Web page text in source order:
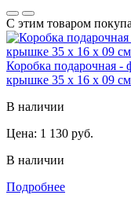
С этим товаром
Коробка подарочная -
крышке 35 х 16 х 09
В наличии
Цена: 1 130 руб.
В наличии
Подробнее